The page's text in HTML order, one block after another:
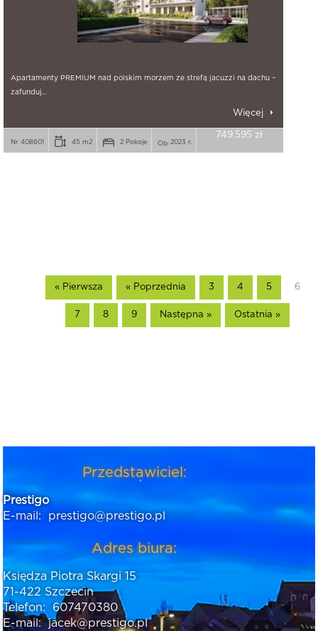
Apartamenty PREMIUM nad polskim morzem ze strefą jacuzzi na dachu –
zafunduj…
Więcej
Nr 408601 45 m2 2 Pokoje 2023 r.
749.595 zł
« Pierwsza « Poprzednia 3 4 5 6
7 8 9 Następna » Ostatnia »
Przedstawiciel:
Prestigo
E-mail:
prestigo@prestigo.pl
Adres biura:
Księdza Piotra Skargi 15
71-422 Szczecin
Telefon:
607470380
E-mail: jacek@prestigo.pl